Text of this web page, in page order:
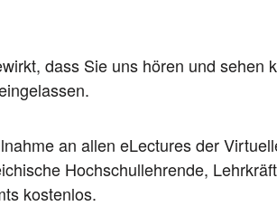
dass Sie uns hören und sehen
an allen eLectures der
Hochschullehrende,
kostenlos.